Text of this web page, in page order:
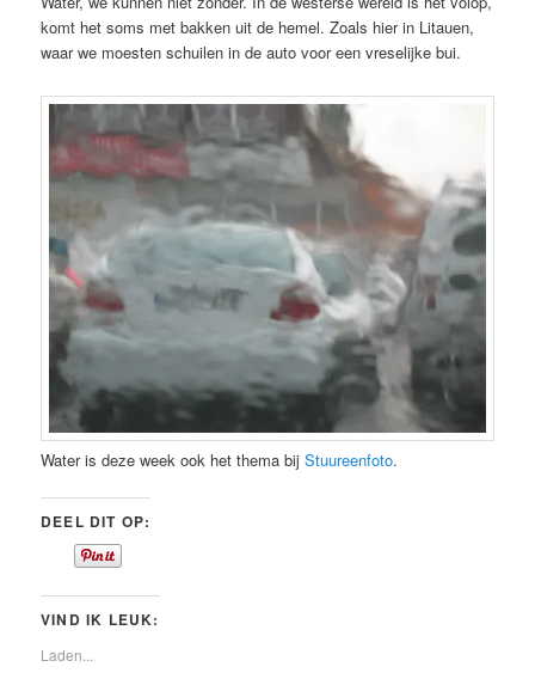
komt het soms met bakken uit de hemel. Zoals hier in Litauen,
waar we moesten schuilen in de auto voor een vreselijke bui.
Water is deze week ook het thema bijStuureenfoto.
DEEL DIT OP:
VIND IK LEUK:
Laden...